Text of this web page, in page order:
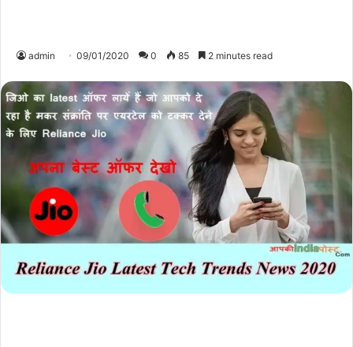
admin 09/01/2020 0 85 2 minutes read